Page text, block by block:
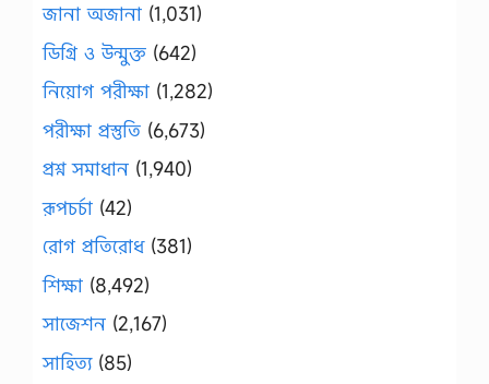
জানা অজানা (1,031)
ডিগ্রি ও উন্মুক্ত (642)
নিয়োগ পরীক্ষা (1,282)
পরীক্ষা প্রস্তুতি (6,673)
প্রশ্ন সমাধান (1,940)
রূপচর্চা (42)
রোগ প্রতিরোধ(381)
শিক্ষা (8,492)
সাজেশন (2,167)
সাহিত্য(85)